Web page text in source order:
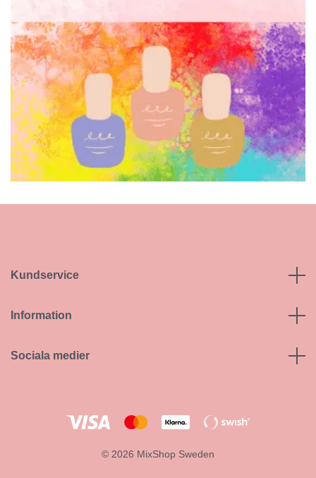
Kundservice
Information
Sociala medier
© 2026 MixShop Sweden